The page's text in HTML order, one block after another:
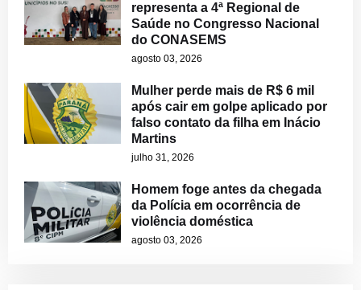
representa a 4ª Regional de
Saúde no Congresso Nacional
do CONASEMS
agosto 03, 2026
Mulher perde mais de R$ 6 mil
após cair em golpe aplicado por
falso contato da filha em Inácio
Martins
julho 31, 2026
Homem foge antes da chegada
da Polícia em ocorrência de
violência doméstica
agosto 03, 2026